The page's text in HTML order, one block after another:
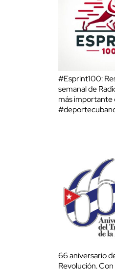
#Esprint100:
semanal de
más importante
66 aniversario
Revolución.